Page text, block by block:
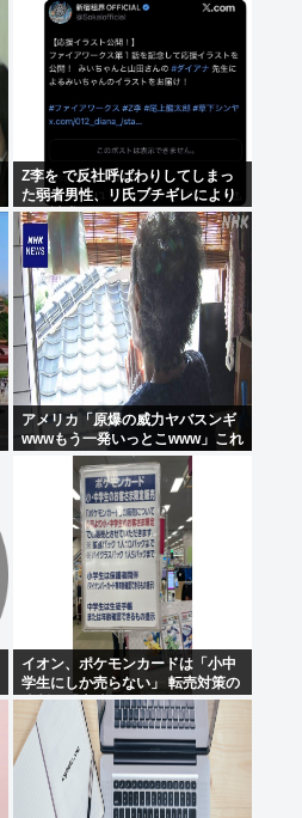
Z李を で反社呼ばわりしてしまっ
た弱者男性、リ氏ブチギレにより
開示請求へ
アメリカ「原爆の威力ヤバスンギ
wwwもう一発いっとこwww」これ
ちょっとやりすぎだろ
イオン、ポケモンカードは「小中
学生にしか売らない」 転売対策の
決断が「素晴らしい」